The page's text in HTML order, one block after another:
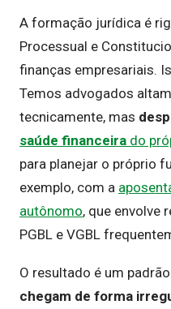
A formação jurídica é
Processual e
finanças empresariais.
Temos advogados
tecnicamente, mas
saúde financeira do
para planejar o próprio
exemplo, com a
autônomo, que envolve
PGBL e VGBL
O resultado é um
chegam de forma